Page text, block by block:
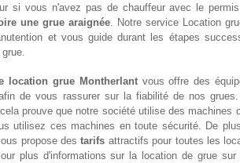
si vous n'avez pas de chauffeur avec le
une grue araignée. Notre service Location
et vous guide durant les étapes
location grue Montherlantvous offre des
de vous rassurer sur la fiabilité de nos
prouve que notre société utilise des machines
utilisez ces machines en toute sécurité. De
propose destarifs attractifs pour toutes les
plus d'informations sur la location de grue